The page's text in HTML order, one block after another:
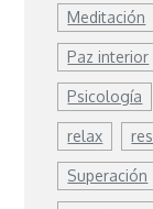
Meditación
Paz interior
Psicología
relax
Superación